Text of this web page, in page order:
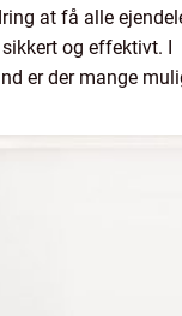
at få alle
og effektivt. I
er der mange